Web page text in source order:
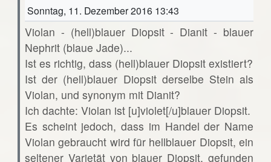
Sonntag, 11. Dezember 2016 13:43
Violan - (hell)blauer Diopsit - Dianit - blauer
Nephrit (blaue Jade)...
Ist es richtig, dass (hell)blauer Diopsit existiert?
Ist der (hell)blauer Diopsit derselbe Stein als
Violan, und synonym mit Dianit?
Ich dachte: Violan ist [u]violet[/u]blauer Diopsit.
Es scheint jedoch, dass im Handel der Name
Violan gebraucht wird für hellblauer Diopsit, ein
seltener Varietät von blauer Diopsit, gefunden